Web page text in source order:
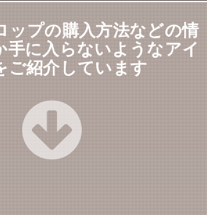
ップの購入方法などの情
手に入らないようなアイ
ご紹介しています